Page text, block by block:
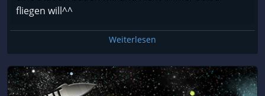
fliegen will^^
Weiterlesen